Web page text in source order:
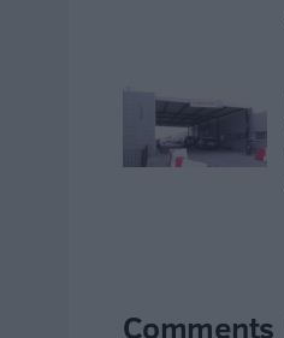
Comments